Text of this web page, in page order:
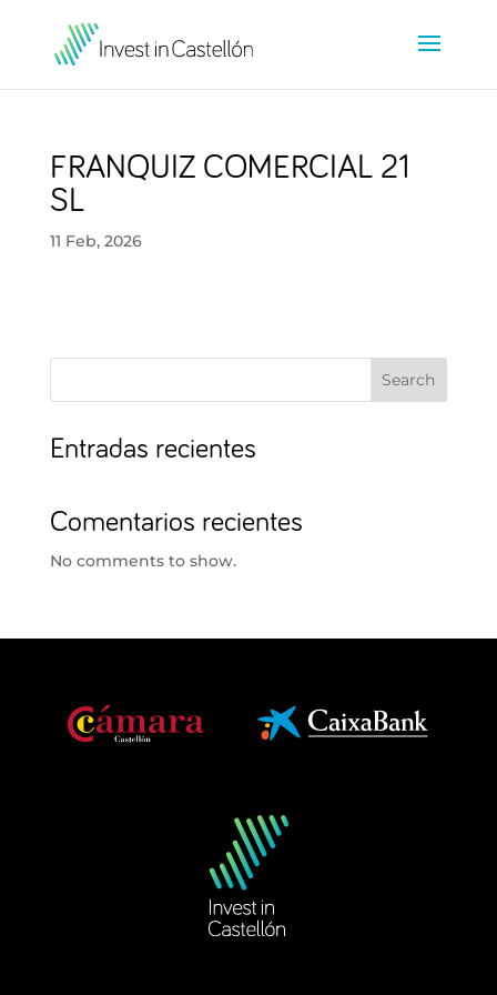
FRANQUIZ COMERCIAL 21
SL
11 Feb, 2026
Search
Entradas recientes
Comentarios recientes
No comments to show.